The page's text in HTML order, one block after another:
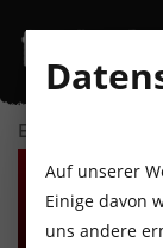
EVENTKALENDER
SA
8
AUGUST
Auf unserer
Einige davon
uns andere